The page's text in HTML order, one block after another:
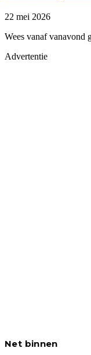
22 mei 2026
Wees vanaf vanavond
Advertentie
Net binnen